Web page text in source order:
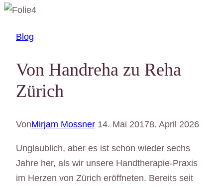
Blog
Von Handreha zu Reha
Zürich
VonMirjam Mossner 14. Mai 20178. April 2026
Unglaublich, aber es ist schon wieder sechs
Jahre her, als wir unsere Handtherapie-Praxis
im Herzen von Zürich eröffneten. Bereits seit